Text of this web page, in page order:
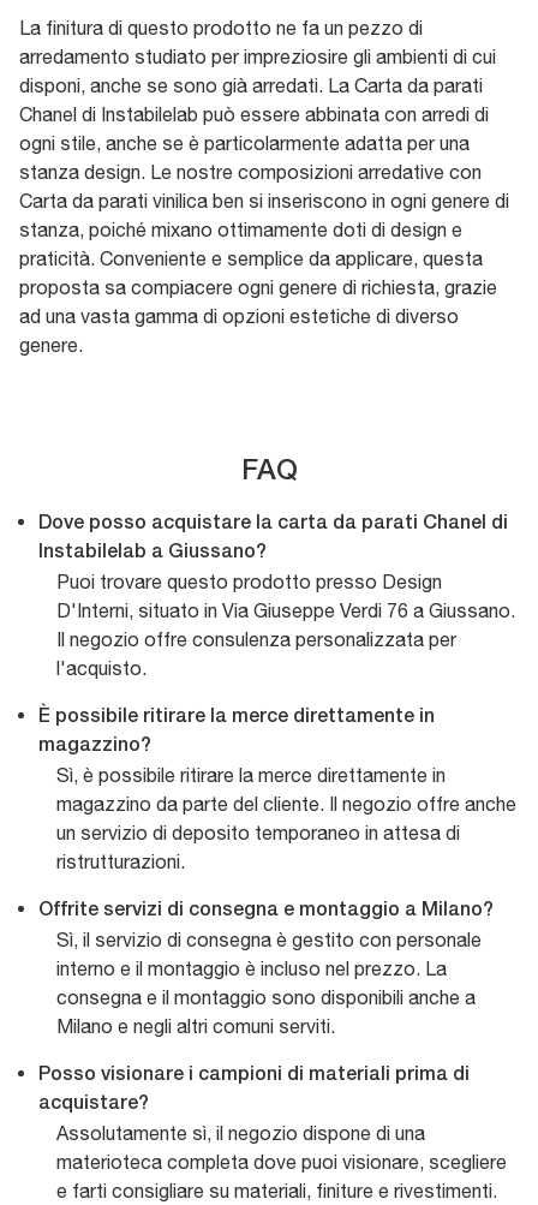
La finitura di questo prodotto ne fa un pezzo di
arredamento studiato per impreziosire gli ambienti di cui
disponi, anche se sono già arredati. La Carta da parati
Chanel di Instabilelab può essere abbinata con arredi di
ogni stile, anche se è particolarmente adatta per una
stanza design. Le nostre composizioni arredative con
Carta da parati vinilica ben si inseriscono in ogni genere di
stanza, poiché mixano ottimamente doti di design e
praticità. Conveniente e semplice da applicare, questa
proposta sa compiacere ogni genere di richiesta, grazie
ad una vasta gamma di opzioni estetiche di diverso
genere.
FAQ
Dove posso acquistare la carta da parati Chanel di
Instabilelab a Giussano?
Puoi trovare questo prodotto presso Design
D'Interni, situato in Via Giuseppe Verdi 76 a Giussano.
Il negozio offre consulenza personalizzata per
l'acquisto.
È possibile ritirare la merce direttamente in
magazzino?
Sì, è possibile ritirare la merce direttamente in
magazzino da parte del cliente. Il negozio offre anche
un servizio di deposito temporaneo in attesa di
ristrutturazioni.
Offrite servizi di consegna e montaggio a Milano?
Sì, il servizio di consegna è gestito con personale
interno e il montaggio è incluso nel prezzo. La
consegna e il montaggio sono disponibili anche a
Milano e negli altri comuni serviti.
Posso visionare i campioni di materiali prima di
acquistare?
Assolutamente sì, il negozio dispone di una
materioteca completa dove puoi visionare, scegliere
e farti consigliare su materiali, finiture e rivestimenti.